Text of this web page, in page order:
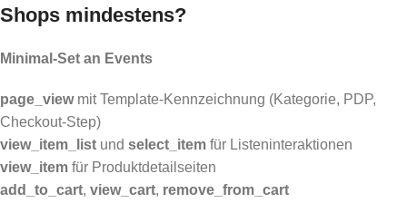
Shops mindestens?
Minimal-Set an Events
page_viewmit Template-Kennzeichnung (Kategorie, PDP,
Checkout-Step)
view_item_list und select_item für Listeninteraktionen
view_item für Produktdetailseiten
add_to_cart, view_cart, remove_from_cart